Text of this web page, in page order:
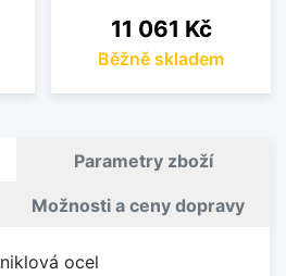
Cena
11 061 Kč
Běžně skladem
Parametry zboží
Možnosti a ceny dopravy
ocel